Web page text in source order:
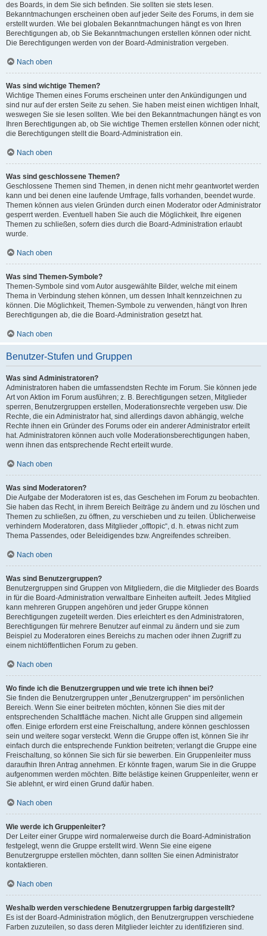
des Boards, in dem Sie sich befinden. Sie sollten sie stets lesen.
Bekanntmachungen erscheinen oben auf jeder Seite des Forums, in dem sie
erstellt wurden. Wie bei globalen Bekanntmachungen hängt es von Ihren
Berechtigungen ab, ob Sie Bekanntmachungen erstellen können oder nicht.
Die Berechtigungen werden von der Board-Administration vergeben.
Nach oben
Was sind wichtige Themen?
Wichtige Themen eines Forums erscheinen unter den Ankündigungen und
sind nur auf der ersten Seite zu sehen. Sie haben meist einen wichtigen Inhalt,
weswegen Sie sie lesen sollten. Wie bei den Bekanntmachungen hängt es von
Ihren Berechtigungen ab, ob Sie wichtige Themen erstellen können oder nicht;
die Berechtigungen stellt die Board-Administration ein.
Nach oben
Was sind geschlossene Themen?
Geschlossene Themen sind Themen, in denen nicht mehr geantwortet werden
kann und bei denen eine laufende Umfrage, falls vorhanden, beendet wurde.
Themen können aus vielen Gründen durch einen Moderator oder Administrator
gesperrt werden. Eventuell haben Sie auch die Möglichkeit, Ihre eigenen
Themen zu schließen, sofern dies durch die Board-Administration erlaubt
wurde.
Nach oben
Was sind Themen-Symbole?
Themen-Symbole sind vom Autor ausgewählte Bilder, welche mit einem
Thema in Verbindung stehen können, um dessen Inhalt kennzeichnen zu
können. Die Möglichkeit, Themen-Symbole zu verwenden, hängt von Ihren
Berechtigungen ab, die die Board-Administration gesetzt hat.
Nach oben
Benutzer-Stufen und Gruppen
Was sind Administratoren?
Administratoren haben die umfassendsten Rechte im Forum. Sie können jede
Art von Aktion im Forum ausführen; z. B. Berechtigungen setzen, Mitglieder
sperren, Benutzergruppen erstellen, Moderationsrechte vergeben usw. Die
Rechte, die ein Administrator hat, sind allerdings davon abhängig, welche
Rechte ihnen ein Gründer des Forums oder ein anderer Administrator erteilt
hat. Administratoren können auch volle Moderationsberechtigungen haben,
wenn ihnen das entsprechende Recht erteilt wurde.
Nach oben
Was sind Moderatoren?
Die Aufgabe der Moderatoren ist es, das Geschehen im Forum zu beobachten.
Sie haben das Recht, in ihrem Bereich Beiträge zu ändern und zu löschen und
Themen zu schließen, zu öffnen, zu verschieben und zu teilen. Üblicherweise
verhindern Moderatoren, dass Mitglieder „offtopic“, d. h. etwas nicht zum
Thema Passendes, oder Beleidigendes bzw. Angreifendes schreiben.
Nach oben
Was sind Benutzergruppen?
Benutzergruppen sind Gruppen von Mitgliedern, die die Mitglieder des Boards
in für die Board-Administration verwaltbare Einheiten aufteilt. Jedes Mitglied
kann mehreren Gruppen angehören und jeder Gruppe können
Berechtigungen zugeteilt werden. Dies erleichtert es den Administratoren,
Berechtigungen für mehrere Benutzer auf einmal zu ändern und sie zum
Beispiel zu Moderatoren eines Bereichs zu machen oder ihnen Zugriff zu
einem nichtöffentlichen Forum zu geben.
Nach oben
Wo finde ich die Benutzergruppen und wie trete ich ihnen bei?
Sie finden die Benutzergruppen unter „Benutzergruppen“ im persönlichen
Bereich. Wenn Sie einer beitreten möchten, können Sie dies mit der
entsprechenden Schaltfläche machen. Nicht alle Gruppen sind allgemein
offen. Einige erfordern erst eine Freischaltung, andere können geschlossen
sein und weitere sogar versteckt. Wenn die Gruppe offen ist, können Sie ihr
einfach durch die entsprechende Funktion beitreten; verlangt die Gruppe eine
Freischaltung, so können Sie sich für sie bewerben. Ein Gruppenleiter muss
daraufhin Ihren Antrag annehmen. Er könnte fragen, warum Sie in die Gruppe
aufgenommen werden möchten. Bitte belästige keinen Gruppenleiter, wenn er
Sie ablehnt, er wird einen Grund dafür haben.
Nach oben
Wie werde ich Gruppenleiter?
Der Leiter einer Gruppe wird normalerweise durch die Board-Administration
festgelegt, wenn die Gruppe erstellt wird. Wenn Sie eine eigene
Benutzergruppe erstellen möchten, dann sollten Sie einen Administrator
kontaktieren.
Nach oben
Weshalb werden verschiedene Benutzergruppen farbig dargestellt?
Es ist der Board-Administration möglich, den Benutzergruppen verschiedene
Farben zuzuteilen, so dass deren Mitglieder leichter zu identifizieren sind.